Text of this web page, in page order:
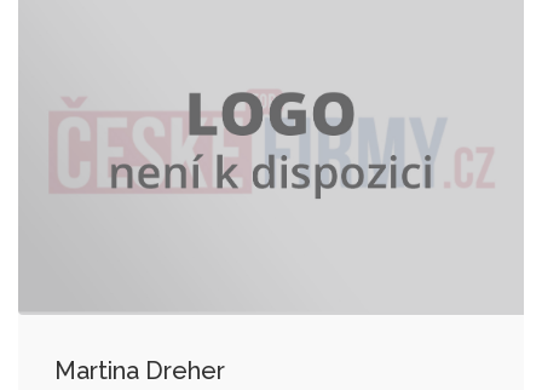
Martina Dreher